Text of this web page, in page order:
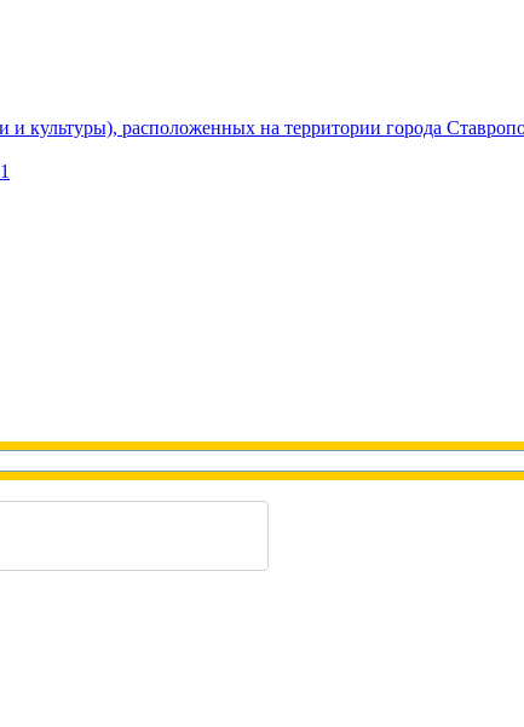
и культуры), расположенных на территории города